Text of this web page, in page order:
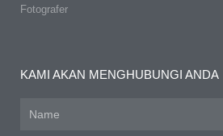
Fotografer
KAMI AKAN MENGHUBUNGI ANDA